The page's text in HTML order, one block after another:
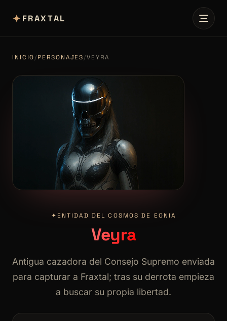
✦ FRAXTAL
INICIO / PERSONAJES /VEYRA
✦ ENTIDAD DEL COSMOS DE EONIA
Veyra
Antigua cazadora del Consejo Supremo enviada
para capturar a Fraxtal; tras su derrota empieza
a buscar su propia libertad.